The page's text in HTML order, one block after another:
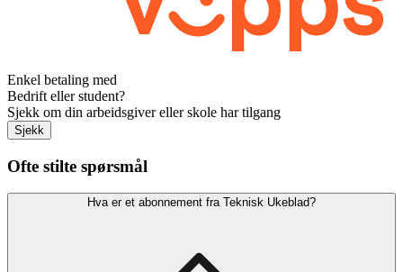
Enkel betaling med
Bedrift eller student?
Sjekk om din arbeidsgiver eller skole har tilgang
Sjekk
Ofte stilte spørsmål
Hva er et abonnement fra Teknisk Ukeblad?